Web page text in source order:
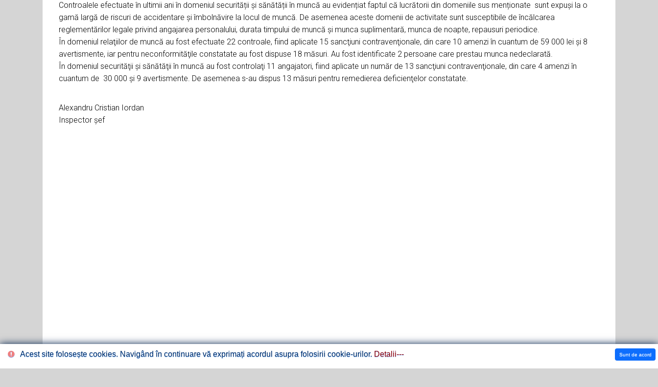
Controalele efectuate în ultimii ani în domeniul securității și sănătății în muncă au evidențiat faptul că lucrătorii din domeniile sus menționate sunt expuși la o
gamă largă de riscuri de accidentare și îmbolnăvire la locul de muncă. De asemenea aceste domenii de activitate sunt susceptibile de încălcarea
reglementărilor legale privind angajarea personalului, durata timpului de muncă și munca suplimentară, munca de noapte, repausuri periodice.
În domeniul relaţiilor de muncă au fost efectuate 22 controale, fiind aplicate 15 sancţiuni contravenţionale, din care 10 amenzi în cuantum de 59 000 lei şi 8
avertismente, iar pentru neconformităţile constatate au fost dispuse 18 măsuri. Au fost identificate 2 persoane care prestau munca nedeclarată.
În domeniul securităţii şi sănătăţii în muncă au fost controlaţi 11 angajatori, fiind aplicate un număr de 13 sancţiuni contravenţionale, din care 4 amenzi în
cuantum de 30 000 și 9 avertismente. De asemenea s-au dispus 13 măsuri pentru remedierea deficienţelor constatate.
Alexandru Cristian Iordan
Inspector şef
Acest site folosește cookies. Navigând în continuare vă exprimați acordul asupra folosirii cookie-urilor. Detalii--- Sunt de acord